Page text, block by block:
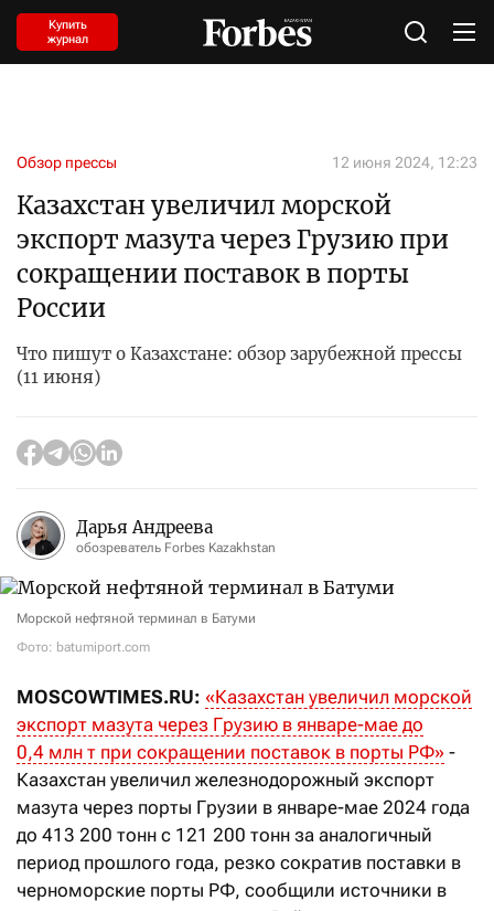
Купить
журнал
Обзор прессы 12 июня 2024, 12:23
Казахстан увеличил морской
экспорт мазута через Грузию при
сокращении поставок в порты
России
Что пишут о Казахстане: обзор зарубежной прессы
(11 июня)
Дарья Андреева
обозреватель Forbes Kazakhstan
Морской нефтяной терминал в Батуми
Фото: batumiport.com
MOSCOWTIMES.RU: «Казахстан увеличил морской
экспорт мазута через Грузию в январе-мае до
0,4 млн т при сокращении поставок в порты РФ» -
Казахстан увеличил железнодорожный экспорт
мазута через порты Грузии в январе-мае 2024 года
до 413 200 тонн с 121 200 тонн за аналогичный
период прошлого года, резко сократив поставки в
черноморские порты РФ, сообщили источники в